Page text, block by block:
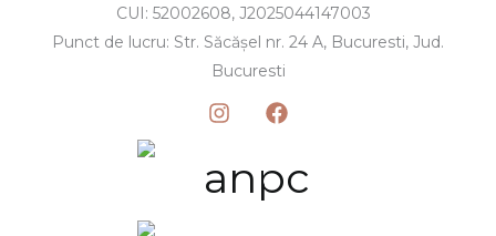
CUI: 52002608, J2025044147003
Punct de lucru: Str. Săcășel nr. 24 A, Bucuresti, Jud.
Bucuresti